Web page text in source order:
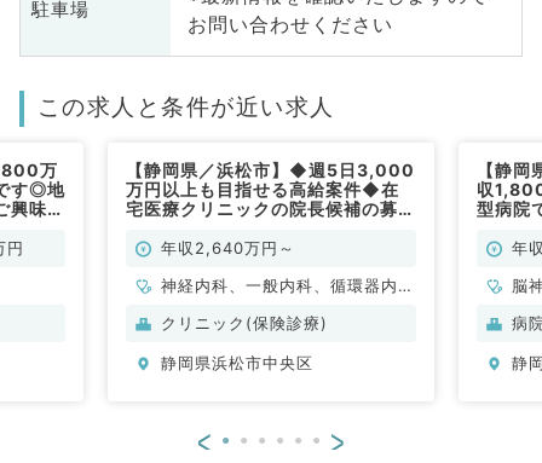
駐車場
お問い合わせください
この求人と条件が近い求人
万
す◎地
興味が
円
【静岡県／浜松市】◆週5日3,000
万円以上も目指せる高給案件◆在
宅医療クリニックの院長候補の募集
年収2,640万円～
神経内科、一般内科、循環器内
科、呼吸器内科、消化器内科、内
内科、血液内科、膠原病科
クリニック(保険診療)
静岡県浜松市中央区
【静
収
型病院
勤務年
脳
内
老
病
静
< >